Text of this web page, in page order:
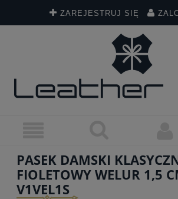
ZAREJESTRUJ SIĘ
PASEK DAMSKI
FIOLETOWY WELUR 1,5
V1VEL1S